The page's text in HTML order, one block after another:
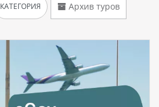
КАТЕГОРИЯ Архив туров